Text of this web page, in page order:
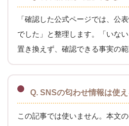
「確認した公式ページでは、公
でした」と整理します。「いな
置き換えず、確認できる事実の範
Q. SNSの匂わせ情報は使え
この記事では使いません。本文